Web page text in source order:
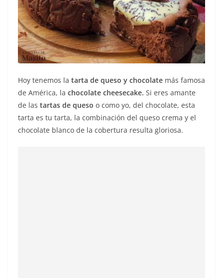
Hoy tenemos la tarta de queso y chocolate más famosa
de América, la chocolate cheesecake. Si eres amante
de las tartas de queso o como yo, del chocolate, esta
tarta es tu tarta, la combinación del queso crema y el
chocolate blanco de la cobertura resulta gloriosa.